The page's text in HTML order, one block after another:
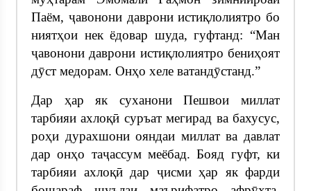
Паём, ҷавонони даврони истиқлолиятро бо
ниятҳои нек ёдовар шуда, гуфтанд: “Ман
ҷавонони даврони истиқлолиятро бениҳоят
дӯст медорам. Онҳо хеле ватандӯстанд.”
Дар ҳар як суханони Пешвои миллат
тарбияи ахлоқӣ суръат мегирад ва бахусус,
роҳи дурахшони ояндаи миллат ва давлат
дар онҳо таҷассум меёбад. Бояд гуфт, ки
тарбияи ахлоқӣ дар ҷисми ҳар як фарди